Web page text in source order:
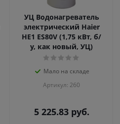
УЦ Водонагреватель
электрический Haier
HE1 ES80V (1,75 кВт, б/
у, как новый, УЦ)
Мало на складе
Артикул: 260
5 225.83руб.